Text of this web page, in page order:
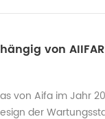
von
von Aifa im Jahr
der